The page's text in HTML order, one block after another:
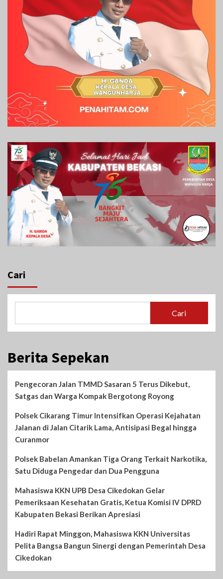
Cari
Cari
Berita Sepekan
Pengecoran Jalan TMMD Sasaran 5 Terus Dikebut,
Satgas dan Warga Kompak Bergotong Royong
Polsek Cikarang Timur Intensifkan Operasi Kejahatan
Jalanan di Jalan Citarik Lama, Antisipasi Begal hingga
Curanmor
Polsek Babelan Amankan Tiga Orang Terkait Narkotika,
Satu Diduga Pengedar dan Dua Pengguna
Mahasiswa KKN UPB Desa Cikedokan Gelar
Pemeriksaan Kesehatan Gratis, Ketua Komisi IV DPRD
Kabupaten Bekasi Berikan Apresiasi
Hadiri Rapat Minggon, Mahasiswa KKN Universitas
Pelita Bangsa Bangun Sinergi dengan Pemerintah Desa
Cikedokan